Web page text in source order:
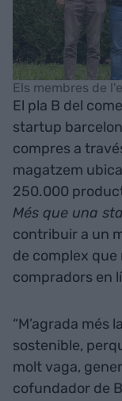
Els membres de
El pla B del
startup
compres a
magatzem
250.000
Més que una
contribuir a un
de complex que
compradors en
“M’agrada més
sostenible,
molt vaga,
cofundador de